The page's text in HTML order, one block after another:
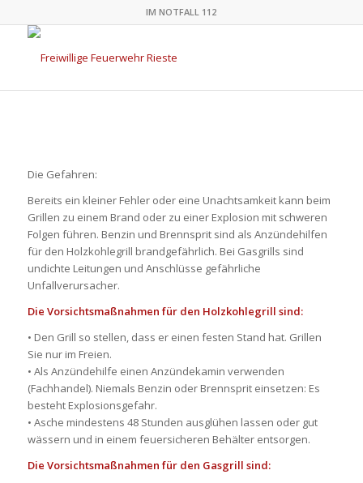
IM NOTFALL 112
Die Gefahren:
Bereits ein kleiner Fehler oder eine Unachtsamkeit kann beim
Grillen zu einem Brand oder zu einer Explosion mit schweren
Folgen führen. Benzin und Brennsprit sind als Anzündehilfen
für den Holzkohlegrill brandgefährlich. Bei Gasgrills sind
undichte Leitungen und Anschlüsse gefährliche
Unfallverursacher.
Die Vorsichtsmaßnahmen für den Holzkohlegrill sind:
• Den Grill so stellen, dass er einen festen Stand hat. Grillen
Sie nur im Freien.
• Als Anzündehilfe einen Anzündekamin verwenden
(Fachhandel). Niemals Benzin oder Brennsprit einsetzen: Es
besteht Explosionsgefahr.
• Asche mindestens 48 Stunden ausglühen lassen oder gut
wässern und in einem feuersicheren Behälter entsorgen.
Die Vorsichtsmaßnahmen für den Gasgrill sind: